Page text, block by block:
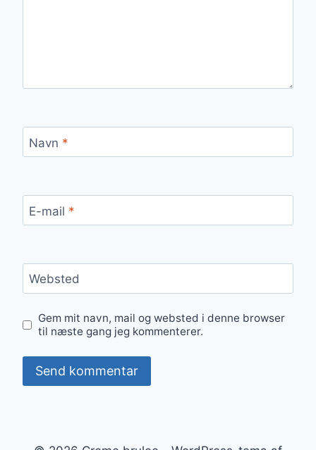
Navn *
E-mail *
Websted
Gem mit navn, mail og websted i denne browser
til næste gang jeg kommenterer.